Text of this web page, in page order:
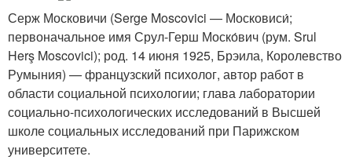
Серж Московичи (Serge Moscovici — Московиси́;
первоначальное имя Срул-Герш Моско́вич (рум. Srul
Herş Moscovici); род. 14 июня 1925, Брэила, Королевство
Румыния) — французский психолог, автор работ в
области социальной психологии; глава лаборатории
социально-психологических исследований в Высшей
школе социальных исследований при Парижском
университете.